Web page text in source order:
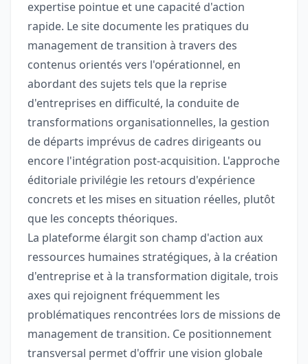
expertise pointue et une capacité d'action
rapide. Le site documente les pratiques du
management de transition à travers des
contenus orientés vers l'opérationnel, en
abordant des sujets tels que la reprise
d'entreprises en difficulté, la conduite de
transformations organisationnelles, la gestion
de départs imprévus de cadres dirigeants ou
encore l'intégration post-acquisition. L'approche
éditoriale privilégie les retours d'expérience
concrets et les mises en situation réelles, plutôt
que les concepts théoriques.
La plateforme élargit son champ d'action aux
ressources humaines stratégiques, à la création
d'entreprise et à la transformation digitale, trois
axes qui rejoignent fréquemment les
problématiques rencontrées lors de missions de
management de transition. Ce positionnement
transversal permet d'offrir une vision globale